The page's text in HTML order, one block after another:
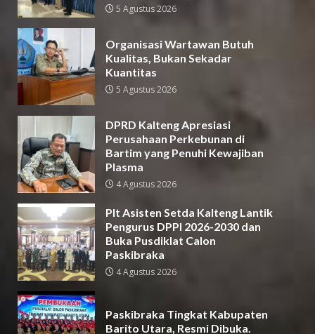
5 Agustus 2026
Organisasi Wartawan Butuh
Kualitas, Bukan Sekadar
Kuantitas
5 Agustus 2026
DPRD Kalteng Apresiasi
Perusahaan Perkebunan di
Bartim yang Penuhi Kewajiban
Plasma
4 Agustus 2026
Plt Asisten Setda Kalteng Lantik
Pengurus DPPI 2026-2030 dan
Buka Pusdiklat Calon
Paskibraka
4 Agustus 2026
Paskibraka Tingkat Kabupaten
Barito Utara, Resmi Dibuka.